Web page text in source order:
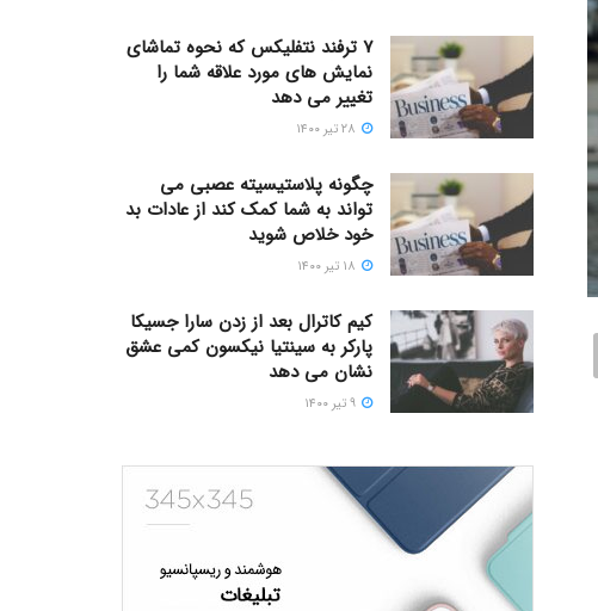
۷ ترفند نتفلیکس که نحوه تماشای
نمایش های مورد علاقه شما را
تغییر می دهد
چگونه پلاستیسیته عصبی می
تواند به شما کمک کند از عادات بد
خود خلاص شوید
کیم کاترال بعد از زدن سارا جسیکا
پارکر به سینتیا نیکسون کمی عشق
نشان می دهد